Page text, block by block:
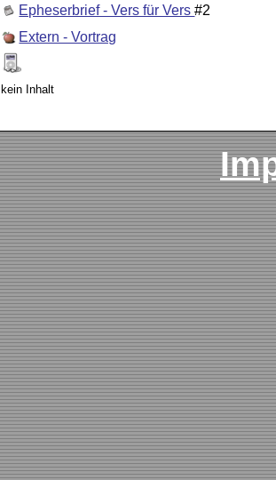
Epheserbrief - Vers für Vers#2
Extern - Vortrag
kein Inhalt